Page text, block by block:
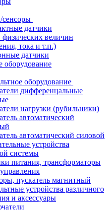
сенсоры
датчики
физических величин
тока и т.п.)
датчики
оборудование
оборудование
дифференцальные
нагрузки (рубильники)
автоматический
автоматический силовой
устройства
системы
питания, трансформаторы
пускатель магнитный
устройства различного
и аксессуары